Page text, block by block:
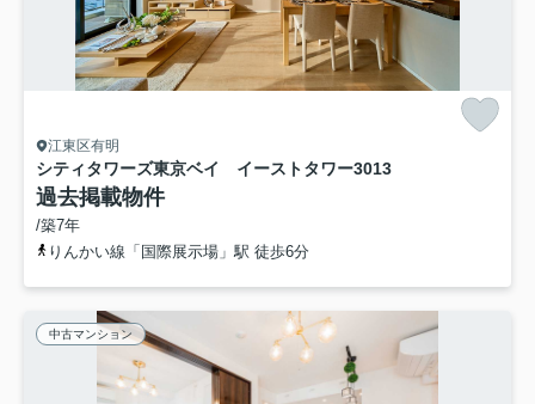
江東区有明
シティタワーズ東京ベイ イーストタワー3013
過去掲載物件
/築7年
りんかい線「国際展示場」駅 徒歩6分
中古マンション